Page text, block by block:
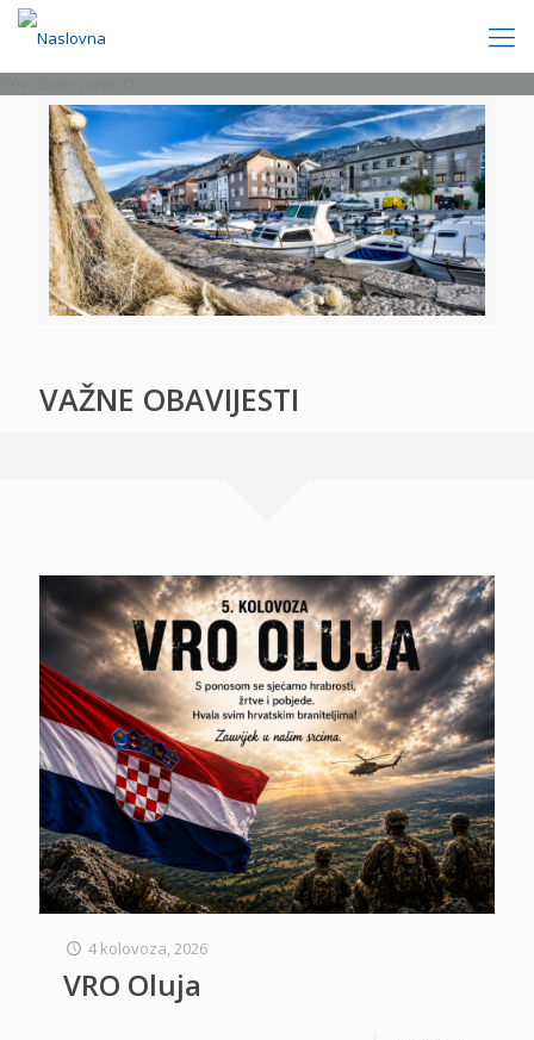
VAŽNE OBAVIJESTI
4 kolovoza, 2026
VRO Oluja